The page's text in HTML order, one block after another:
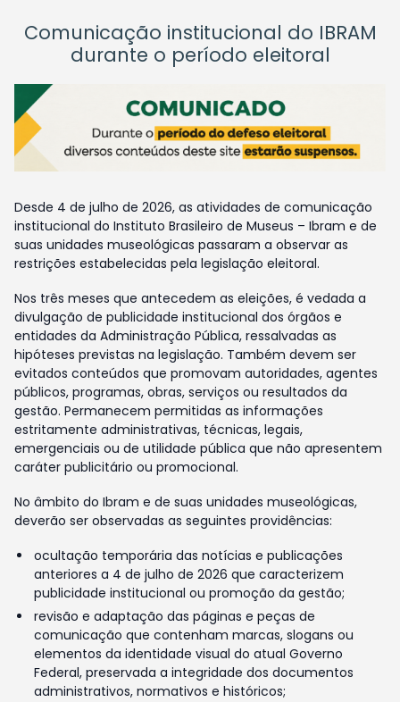
Comunicação institucional do IBRAM
durante o período eleitoral
Desde 4 de julho de 2026, as atividades de comunicação
institucional do Instituto Brasileiro de Museus – Ibram e de
suas unidades museológicas passaram a observar as
restrições estabelecidas pela legislação eleitoral.
Nos três meses que antecedem as eleições, é vedada a
divulgação de publicidade institucional dos órgãos e
entidades da Administração Pública, ressalvadas as
hipóteses previstas na legislação. Também devem ser
evitados conteúdos que promovam autoridades, agentes
públicos, programas, obras, serviços ou resultados da
gestão. Permanecem permitidas as informações
estritamente administrativas, técnicas, legais,
emergenciais ou de utilidade pública que não apresentem
caráter publicitário ou promocional.
No âmbito do Ibram e de suas unidades museológicas,
deverão ser observadas as seguintes providências:
ocultação temporária das notícias e publicações
anteriores a 4 de julho de 2026 que caracterizem
publicidade institucional ou promoção da gestão;
revisão e adaptação das páginas e peças de
comunicação que contenham marcas, slogans ou
elementos da identidade visual do atual Governo
Federal, preservada a integridade dos documentos
administrativos, normativos e históricos;